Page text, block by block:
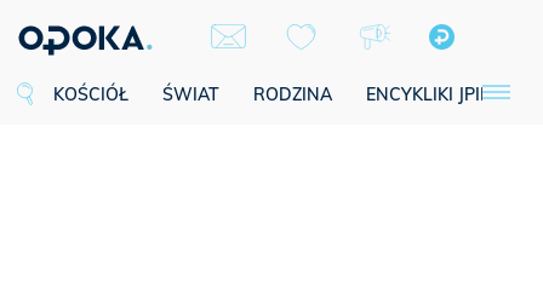
KOŚCIÓŁ ŚWIAT RODZINA ENCYKLIKI JPII